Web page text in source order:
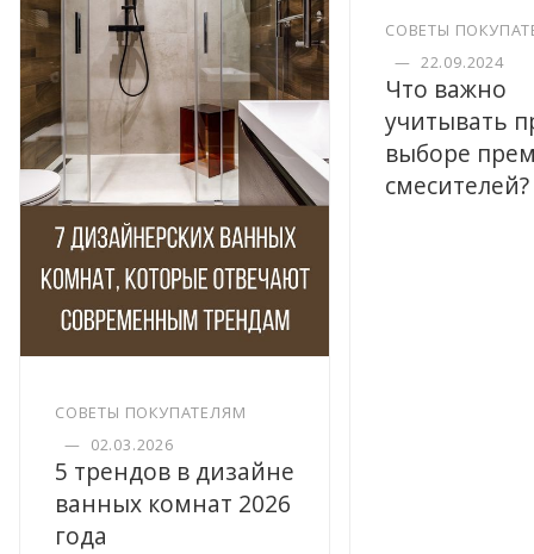
СОВЕТЫ ПОКУПАТЕЛЯМ
— 02.03.2026
5 трендов в дизайне
ванных комнат 2026
года
СОВЕТЫ
— 22.09.2024
Что важно
учитывать
выборе
смесителей?